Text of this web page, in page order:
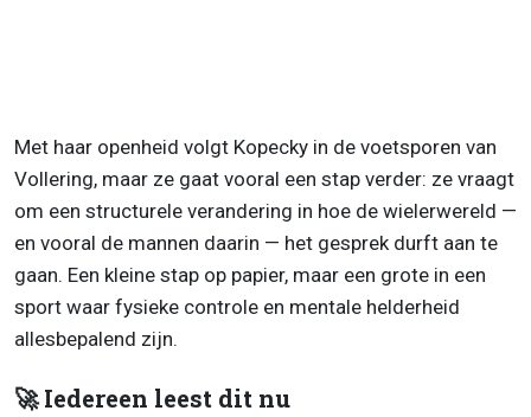
Met haar openheid volgt Kopecky in de voetsporen van
Vollering, maar ze gaat vooral een stap verder: ze vraagt
om een structurele verandering in hoe de wielerwereld —
en vooral de mannen daarin — het gesprek durft aan te
gaan. Een kleine stap op papier, maar een grote in een
sport waar fysieke controle en mentale helderheid
allesbepalend zijn.
🚀 Iedereen leest dit nu